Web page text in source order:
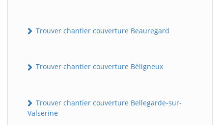
Trouver chantier couverture Beauregard
Trouver chantier couverture Béligneux
Trouver chantier couverture Bellegarde-sur-
Valserine